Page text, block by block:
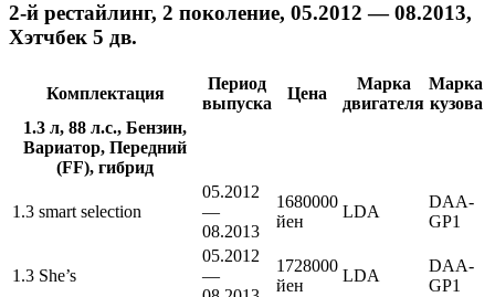
2-й рестайлинг, 2 поколение, 05.2012 — 08.2013,
Хэтчбек 5 дв.
Комплектация
Период
выпуска
Цена
Марка
двигателя
Марка
кузова
1.3 л, 88 л.с., Бензин,
Вариатор, Передний
(FF), гибрид
1.3 smart selection
05.2012
—
08.2013
1680000
йен
LDA
DAA-
GP1
1.3 She’s
05.2012
—
1728000
йен
LDA
DAA-
GP1